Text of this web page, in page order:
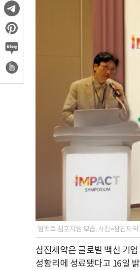
임팩트 심포지엄 모습. 사진=삼진제약
삼진제약은 글로벌 백신 기
성황리에 성료됐다고 16일